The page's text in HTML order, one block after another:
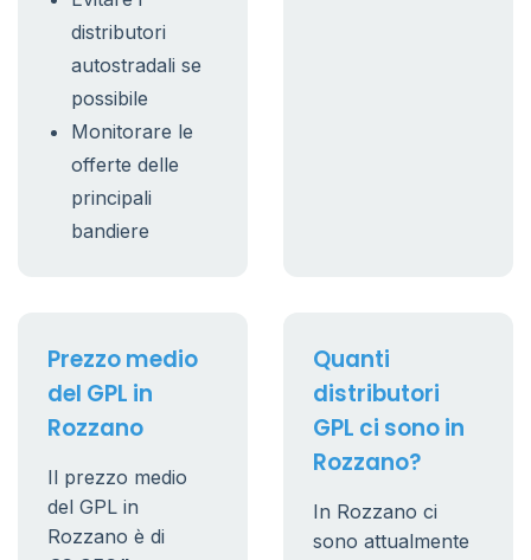
distributori
autostradali se
possibile
Monitorare le
offerte delle
principali
bandiere
Prezzo medio
del GPL in
Rozzano
Il prezzo medio
del GPL in
Rozzano è di
Quanti
distributori
GPL ci sono in
Rozzano?
In Rozzano ci
sono attualmente